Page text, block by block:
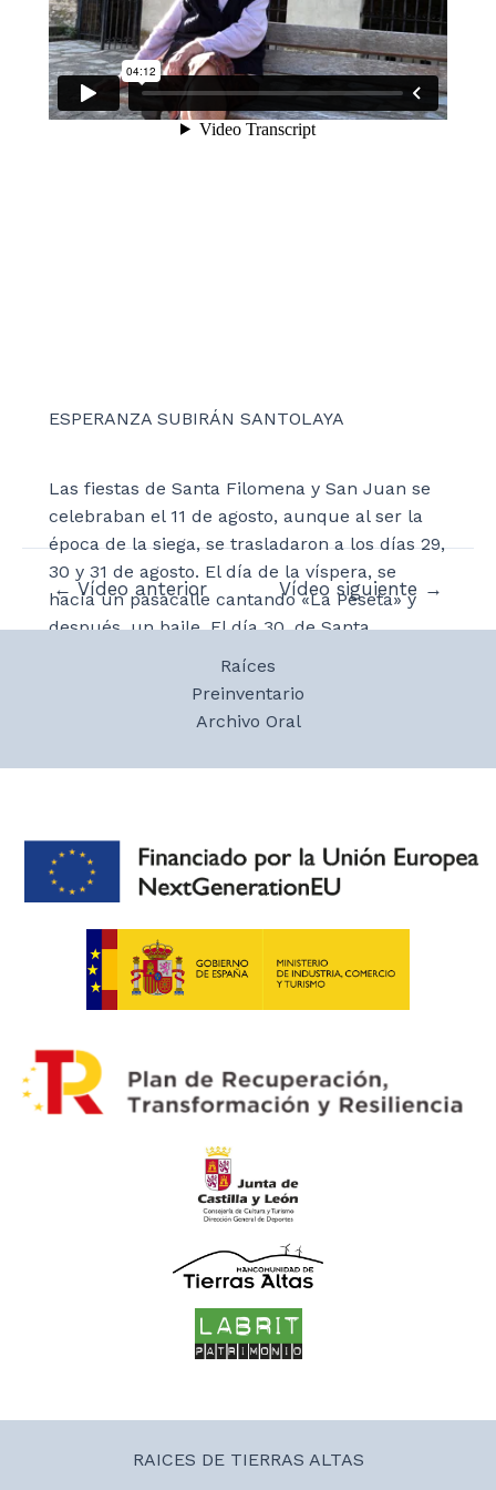
ESPERANZA SUBIRÁN SANTOLAYA
Las fiestas de Santa Filomena y San Juan se
celebraban el 11 de agosto, aunque al ser la
época de la siega, se trasladaron a los días 29,
30 y 31 de agosto. El día de la víspera, se
hacía un pasacalle cantando «La Peseta» y
después, un baile. El día 30, de Santa
Filomena, se celebraba la misa general de
difuntos y el último día, llamado de Santa
Filomenita, se hacía merienda con
roscos en las casas que, después se pasaban
Navegación
← Vídeo anterior Vídeo siguiente →
Raíces
Preinventario
Archivo Oral
RAICES DE TIERRAS ALTAS